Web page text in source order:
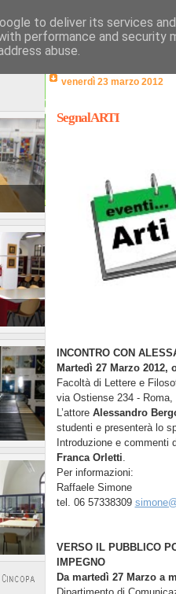
venerdì 23 marzo 2012
SegnalARTI
INCONTRO CON
Martedì 27 Marzo 2012,
Facoltà di Lettere e
via Ostiense 234 - Roma,
L’attore Alessandro
studenti e presenterà lo
Introduzione e commenti
Franca Orletti
Per informazioni:
Raffaele Simone
tel. 06 57338309
VERSO IL PUBBLICO
IMPEGNO
Da martedì 27 Marzo a
to deliver its services
performance and
abuse.